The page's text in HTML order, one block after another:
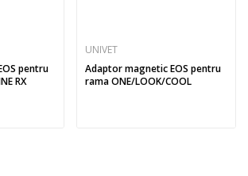
pentru
RX
UNIVET
Adaptor magnetic EOS pentru
rama ONE/LOOK/COOL